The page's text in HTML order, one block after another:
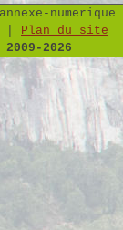
numerique
Plan du site
2009-2026